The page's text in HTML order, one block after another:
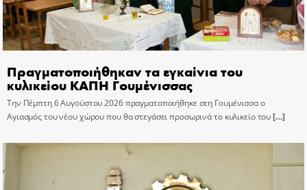
Πραγματοποιήθηκαν τα εγκαίνια του
κυλικείου ΚΑΠΗ Γουμένισσας
Την Πέμπτη 6 Αυγούστου 2026 πραγματοποιήθηκε στη Γουμένισσα ο
Αγιασμός του νέου χώρου που θα στεγάσει προσωρινά το κυλικείο του[…]